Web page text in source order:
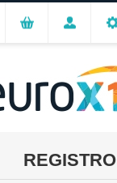
REGISTRO